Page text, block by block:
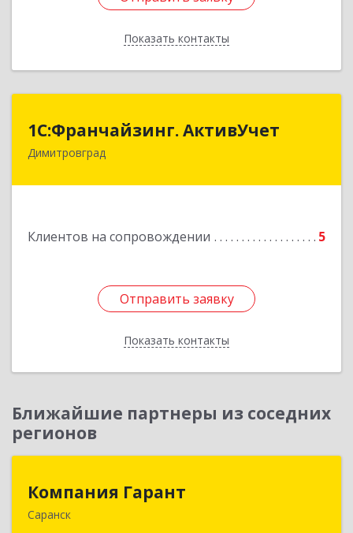
Показать контакты
Назад
1С:Франчайзинг. АктивУчет
Димитровград
Клиентов на сопровождении 5
Отправить заявку
Показать контакты
1С:Франчайзинг. АктивУчет
433505, Ульяновская обл., г. Димитровград, ул.
Отправить заявку
Назад
Ближайшие партнеры из соседних
регионов
Компания Гарант
Саранск